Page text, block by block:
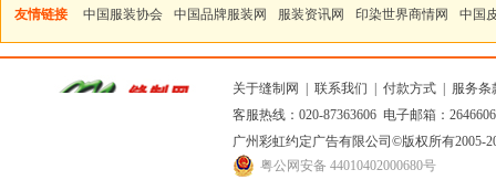
友情链接 中国服装协会 中国品牌服装网 服装资讯网 印染世界商情网 中国
关于缝制网 联系我们 付款方式
服务条
客服热线：020-87363606 电子邮箱：
广州彩虹约定广告有限公司 ©版权所有2005-
粤公网安备 44010402000680号